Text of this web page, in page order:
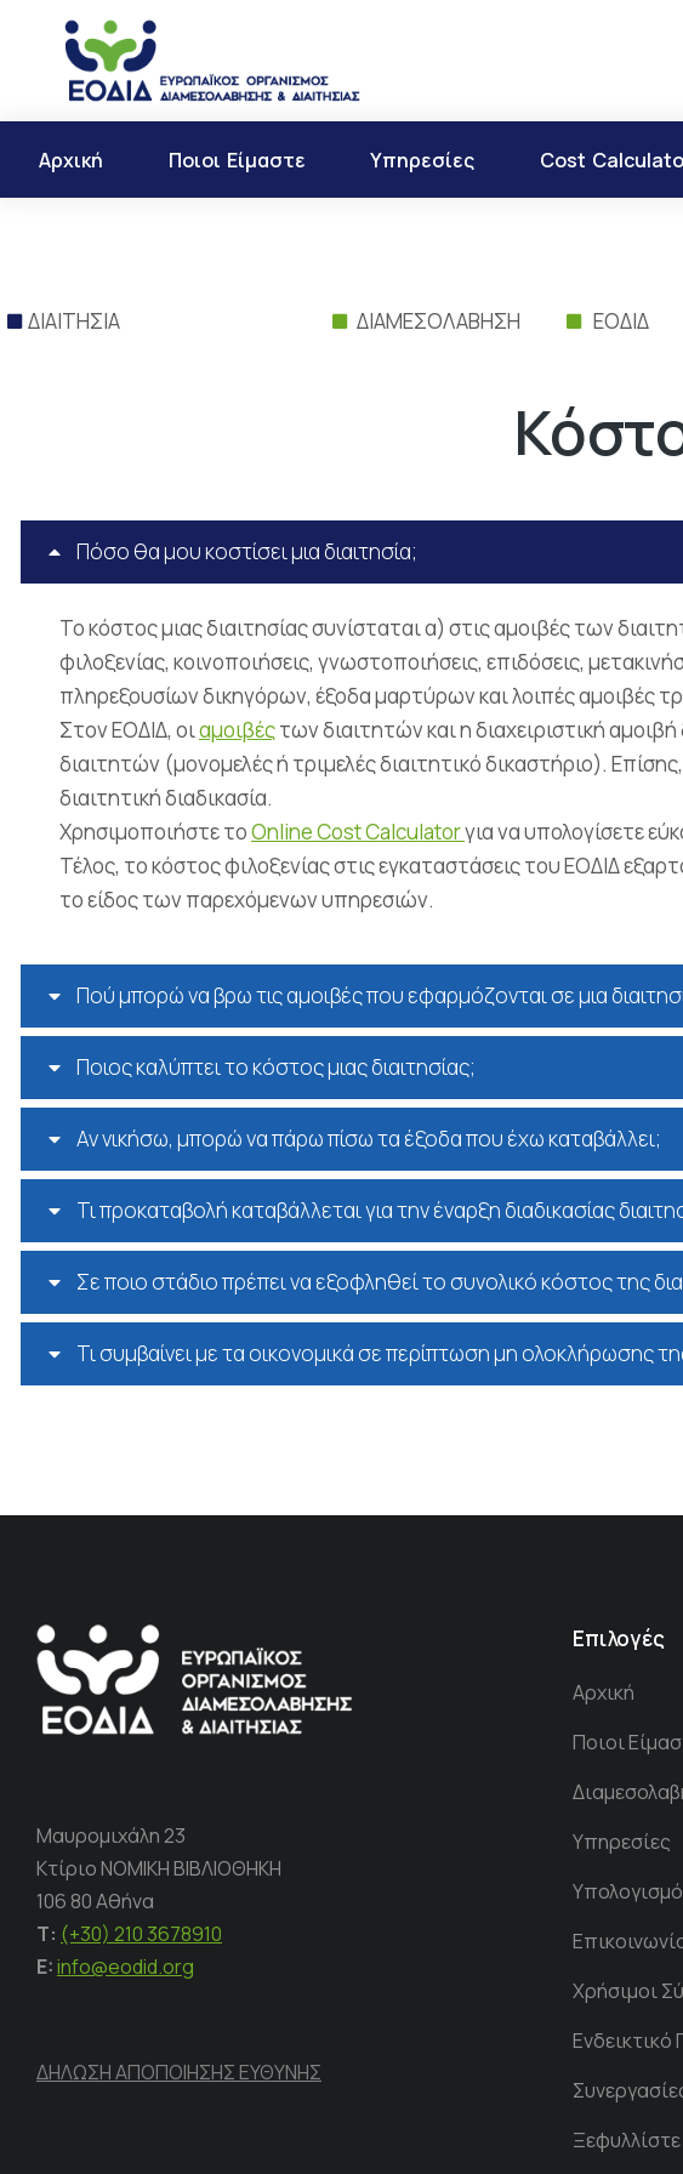
Αρχική Ποιοι Είμαστε Υπηρεσίες Cost
ΔΙΑΙΤΗΣΙΑ
ΔΙΑΜΕΣΟΛΑΒΗΣΗ ΕΟΔΙΔ
Πόσο θα μου κοστίσει μια διαιτησία;
Το κόστος μιας διαιτησίας συνίσταται α) στις αμοιβές των
φιλοξενίας, κοινοποιήσεις, γνωστοποιήσεις, επιδόσεις,
πληρεξουσίων δικηγόρων, έξοδα μαρτύρων και λοιπές αμοιβές
Στον ΕΟΔΙΔ, οιαμοιβέςτων διαιτητών και η διαχειριστική
διαιτητών (μονομελές ή τριμελές διαιτητικό δικαστήριο).
διαιτητική διαδικασία.
Χρησιμοποιήστε τοOnline Cost Calculatorγια να υπολογίσετε
Τέλος, το κόστος φιλοξενίας στις εγκαταστάσεις του ΕΟΔΙΔ
το είδος των παρεχόμενων υπηρεσιών.
Πού μπορώ να βρω τις αμοιβές που εφαρμόζονται σε μια
Ποιος καλύπτει το κόστος μιας διαιτησίας;
Αν νικήσω, μπορώ να πάρω πίσω τα έξοδα που έχω καταβάλλει;
Τι προκαταβολή καταβάλλεται για την έναρξη διαδικασίας
Σε ποιο στάδιο πρέπει να εξοφληθεί το συνολικό κόστος της
Τι συμβαίνει με τα οικονομικά σε περίπτωση μη ολοκλήρωσης της
Μαυρομιχάλη 23
Κτίριο ΝΟΜΙΚΗ ΒΙΒΛΙΟΘΗΚΗ
106 80 Αθήνα
Τ: (+30) 210 3678910
E:info@eodid.org
ΔΗΛΩΣΗ ΑΠΟΠΟΙΗΣΗΣ ΕΥΘΥΝΗΣ
Επιλογές
Αρχική
Ποιοι
Υπηρεσίες
Χρήσιμοι
Ενδεικτικό